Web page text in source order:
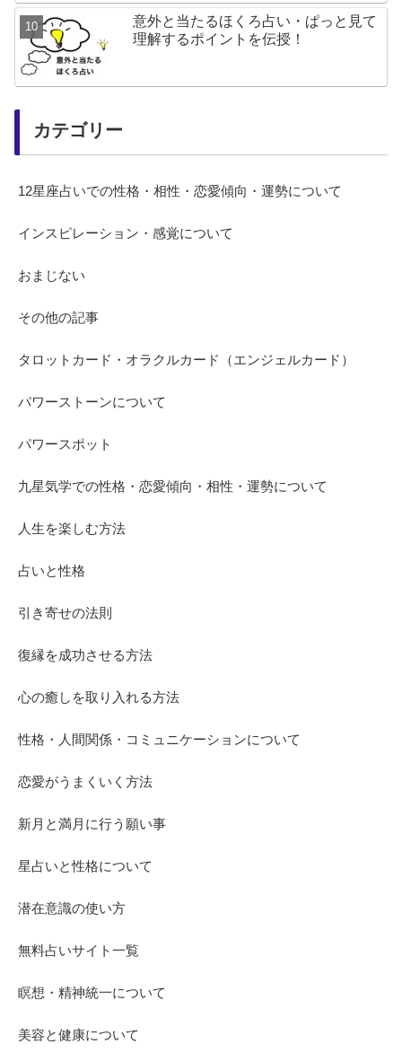
意外と当たるほくろ占い・ぱっと見て
理解するポイントを伝授！
カテゴリー
12星座占いでの性格・相性・恋愛傾向・運勢について
インスピレーション・感覚について
おまじない
その他の記事
タロットカード・オラクルカード（エンジェルカード）
パワーストーンについて
パワースポット
九星気学での性格・恋愛傾向・相性・運勢について
人生を楽しむ方法
占いと性格
引き寄せの法則
復縁を成功させる方法
心の癒しを取り入れる方法
性格・人間関係・コミュニケーションについて
恋愛がうまくいく方法
新月と満月に行う願い事
星占いと性格について
潜在意識の使い方
無料占いサイト一覧
瞑想・精神統一について
美容と健康について